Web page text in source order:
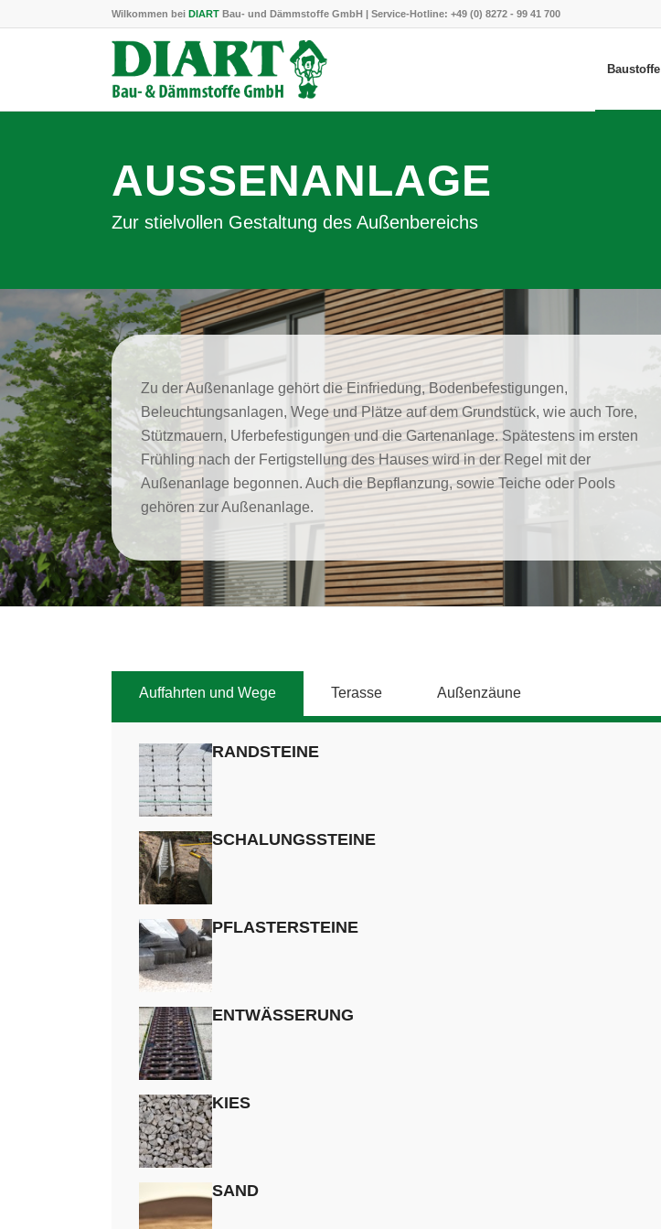
Wilkommen bei DIART Bau- und Dämmstoffe GmbH | Service-Hotline: +49 (0) 8272 - 99 41 700
Baustoffe
AUSSENANLAGE
Zur stielvollen Gestaltung des Außenbereichs
Zu der Außenanlage gehört die Einfriedung, Bodenbefestigungen,
Beleuchtungsanlagen, Wege und Plätze auf dem Grundstück, wie auch Tore,
Stützmauern, Uferbefestigungen und die Gartenanlage. Spätestens im ersten
Frühling nach der Fertigstellung des Hauses wird in der Regel mit der
Außenanlage begonnen. Auch die Bepflanzung, sowie Teiche oder Pools
gehören zur Außenanlage.
Auffahrten und Wege Terasse Außenzäune
RANDSTEINE
SCHALUNGSSTEINE
PFLASTERSTEINE
ENTWÄSSERUNG
KIES
SAND